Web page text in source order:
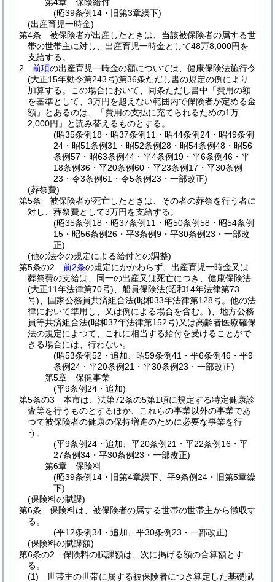
(昭39条例14・旧第3章繰下)
(出産育児一時金)
第4条
被保険者が出産したときは、当該被保険者の属する世
帯の世帯主に対し、出産育児一時金として48万8,000円を
支給する。
2
前項の出産育児一時金の額については、健康保険法施行令
(大正15年勅令第243号)第36条ただし書の規定の例により
加算する。
この場合において、同条ただし書中「費用の額
を基準として、3万円を超えない範囲内で保険者が定める金
額」とあるのは、「費用の支払に充てられるための1万
2,000円」と読み替えるものとする。
(昭35条例18・昭37条例11・昭44条例24・昭49条例
24・昭51条例31・昭52条例28・昭54条例48・昭56
条例57・昭63条例44・平4条例19・平6条例46・平
18条例36・平20条例60・平23条例17・平30条例
23・令3条例61・令5条例23・一部改正)
(葬祭費)
第5条
被保険者が死亡したときは、その者の葬祭を行う者に
対し、葬祭費として3万円を支給する。
(昭35条例18・昭37条例11・昭50条例58・昭54条例
15・昭56条例26・平3条例9・平30条例23・一部改
正)
(他の法令の規定による給付との調整)
第5条の2
前2条の規定にかかわらず、出産育児一時金又は
葬祭費の支給は、同一の出産又は死亡につき、健康保険法
(大正11年法律第70号) 、船員保険法(昭和14年法律第73
号) 、国家公務員共済組合法(昭和33年法律第128号。他の法
律において準用し、又は例による場合を含む。) 、地方公務
員等共済組合法(昭和37年法律第152号)又は高齢者医療確保
法の規定によつて、これに相当する給付を受けることがで
きる場合には、行わない。
(昭53条例52・追加、昭59条例41・平6条例46・平9
条例24・平20条例21・平30条例23・一部改正)
第5章
保健事業
(平9条例24・追加)
第5条の3
本市は、法第72条の5第1項に規定する特定健康診
査等を行うものとするほか、これらの事業以外の事業であ
つて被保険者の健康の保持増進のために必要な事業を行
う。
(平9条例24・追加、平20条例21・平22条例16・平
27条例34・平30条例23・一部改正)
第6章
保険料
(昭39条例14・旧第4章繰下、平9条例24・旧第5章繰
下)
(保険料の賦課)
第6条
保険料は、被保険者の属する世帯の世帯主から徴収す
る。
(平12条例34・追加、平30条例23・一部改正)
(保険料の賦課額)
第6条の2
保険料の賦課額は、次に掲げる額の合算額とす
る。
(1)
世帯主の世帯に属する被保険者につき算定した基礎賦